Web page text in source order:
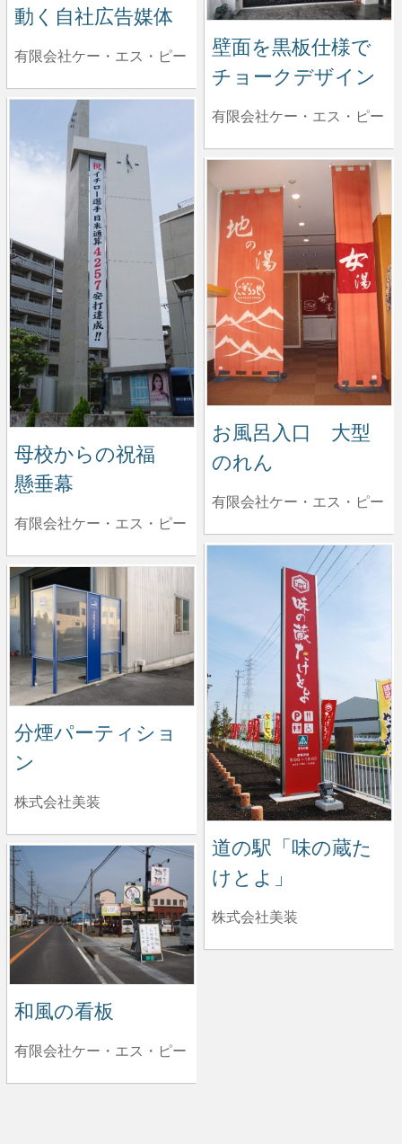
動く自社広告媒体
有限会社ケー・エス・ピー
壁面を黒板仕様で
チョークデザイン
有限会社ケー・エス・ピー
母校からの祝福
懸垂幕
有限会社ケー・エス・ピー
お風呂入口 大型
のれん
有限会社ケー・エス・ピー
道の駅「味の蔵た
けとよ」
株式会社美装
分煙パーティショ
ン
株式会社美装
和風の看板
有限会社ケー・エス・ピー